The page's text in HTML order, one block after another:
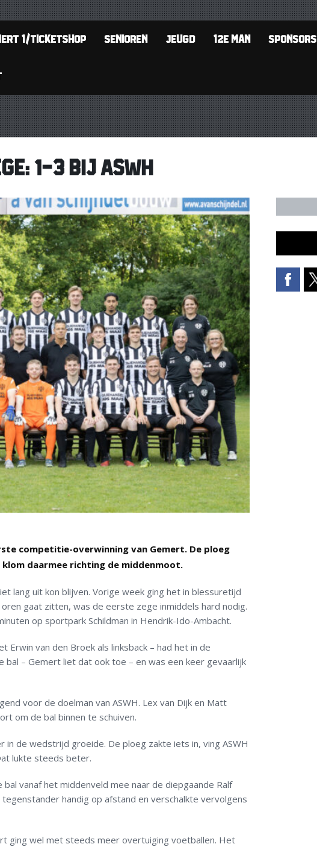
1/TICKETSHOP SENIOREN JEUGD 12E MAN SPONSORS
1-3 BIJ ASWH
competitie-overwinning van Gemert. De ploeg
daarmee richting de middenmoot.
lang uit kon blijven. Vorige week ging het in blessuretijd
gaat zitten, was de eerste zege inmiddels hard nodig.
op sportpark Schildman in Hendrik-Ido-Ambacht.
van den Broek als linksback – had het in de
bal – Gemert liet dat ook toe – en was een keer gevaarlijk
voor de doelman van ASWH. Lex van Dijk en Matt
om de bal binnen te schuiven.
de wedstrijd groeide. De ploeg zakte iets in, ving ASWH
lukte steeds beter.
vanaf het middenveld mee naar de diepgaande Ralf
handig op afstand en verschalkte vervolgens
ging wel met steeds meer overtuiging voetballen. Het